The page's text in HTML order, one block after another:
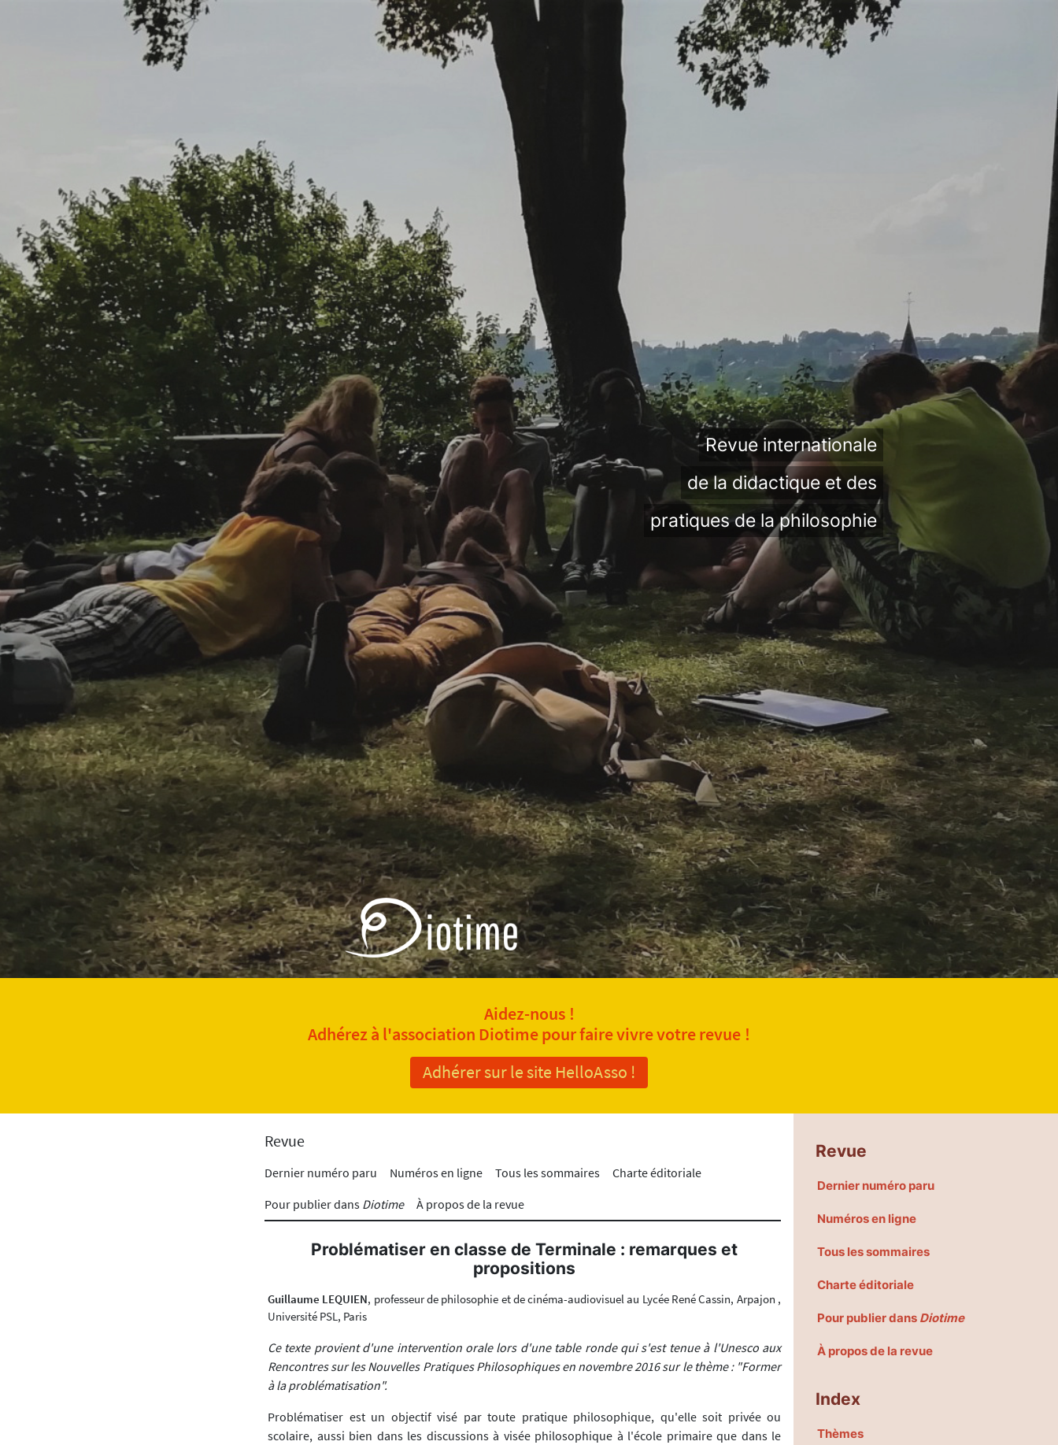
Revue internationale
de la didactique et des
pratiques de la philosophie
Aidez-nous !
Adhérez à l'association Diotime pour faire vivre votre revue !
Adhérer sur le site HelloAsso !
Revue
Dernier numéro paru Numéros en ligne Tous les sommaires
Charte éditoriale
Pour publier dans Diotime À propos de la revue
Problématiser en classe de Terminale : remarques et
propositions
Guillaume LEQUIEN, professeur de philosophie et de cinéma-audiovisuel au Lycée René Cassin, Arpajon ,
Université PSL, Paris
Ce texte provient d'une intervention orale lors d'une table ronde qui s'est tenue à l'Unesco aux
Rencontres sur les Nouvelles Pratiques Philosophiques en novembre 2016 sur le thème : "Former
à la problématisation".
Problématiser est un objectif visé par toute pratique philosophique, qu'elle soit privée ou
scolaire, aussi bien dans les discussions à visée philosophique à l'école primaire que dans le
Revue
Dernier numéro paru
Numéros en ligne
Tous les sommaires
Charte éditoriale
Pour publier dans Diotime
À propos de la revue
Index
Thèmes